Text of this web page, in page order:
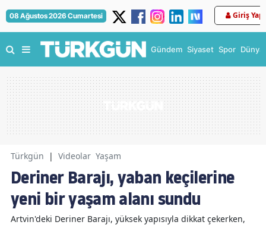
08 Ağustos 2026 Cumartesi Giriş Yap
Gündem Siyaset Spor Dünya
Türkgün | Videolar Yaşam
Deriner Barajı, yaban keçilerine
yeni bir yaşam alanı sundu
Artvin'deki Deriner Barajı, yüksek yapısıyla dikkat çekerken,